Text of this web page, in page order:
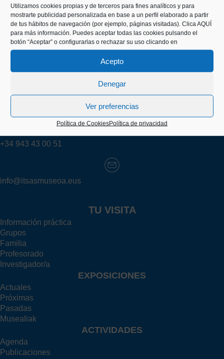
Utilizamos cookies propias y de terceros para fines analíticos y para
mostrarte publicidad personalizada en base a un perfil elaborado a partir
de tus hábitos de navegación (por ejemplo, páginas visitadas). Clica AQUÍ
para más información. Puedes aceptar todas las cookies pulsando el
botón “Aceptar” o configurarlas o rechazar su uso clicando en
Acepto
Denegar
Ver preferencias
Política de CookiesPolítica de privacidad
Kaiko pasealekua, 24
20003 Donostia (Gipuzkoa)
+34 943 43 00 51
info@itsasmuseoa.eus
TU VISITA
Información práctica
Grupos
Familia
Profesorado
Investigador/a
EXPOSICIONES
Actuales
Próximas
Pasadas
Musealiak
ACTIVIDADES
Agenda
Publicaciones